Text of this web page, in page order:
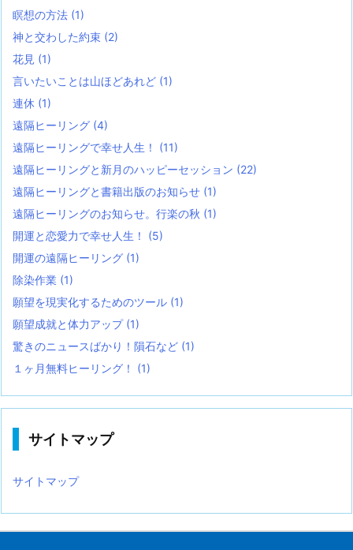
瞑想の方法 (1)
神と交わした約束 (2)
花見 (1)
言いたいことは山ほどあれど (1)
連休 (1)
遠隔ヒーリング (4)
遠隔ヒーリングで幸せ人生！ (11)
遠隔ヒーリングと新月のハッピーセッション (22)
遠隔ヒーリングと書籍出版のお知らせ (1)
遠隔ヒーリングのお知らせ。行楽の秋 (1)
開運と恋愛力で幸せ人生！ (5)
開運の遠隔ヒーリング (1)
除染作業 (1)
願望を現実化するためのツール (1)
願望成就と体力アップ (1)
驚きのニュースばかり！隕石など (1)
１ヶ月無料ヒーリング！ (1)
サイトマップ
サイトマップ